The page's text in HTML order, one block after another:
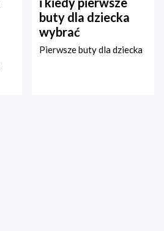
buty dla dziecka
wybrać
Pierwsze buty dla dziecka